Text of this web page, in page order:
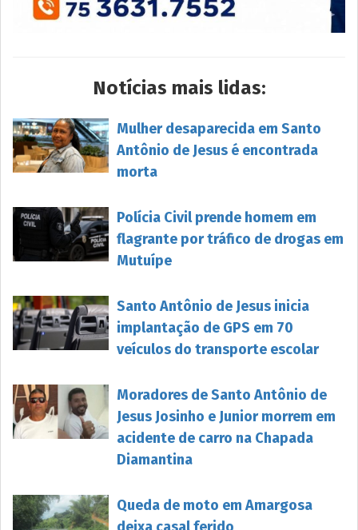
Notícias mais lidas:
Mulher desaparecida em Santo
Antônio de Jesus é encontrada
morta
Polícia Civil prende homem em
flagrante por tráfico de drogas em
Mutuípe
Santo Antônio de Jesus inicia
implantação de GPS em 70
veículos do transporte escolar
Moradores de Santo Antônio de
Jesus Josinho e Junior morrem em
acidente de carro na Chapada
Diamantina
Queda de moto em Amargosa
deixa casal ferido